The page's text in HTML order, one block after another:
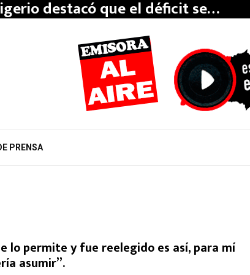
destacó que el déficit se…
PRENSA
lo permite y fue reelegido es así, para mí
asumir”.